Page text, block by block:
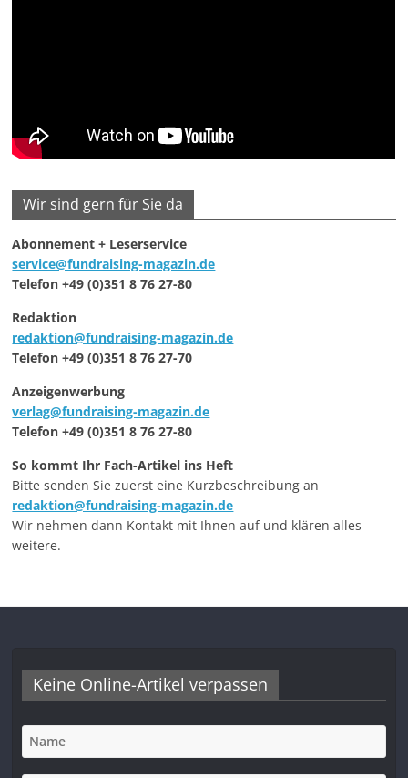
Wir sind gern für Sie da
Abonnement + Leserservice
service@fundraising-magazin.de
Telefon +49 (0)351 8 76 27-80
Redaktion
redaktion@fundraising-magazin.de
Telefon +49 (0)351 8 76 27-70
Anzeigenwerbung
verlag@fundraising-magazin.de
Telefon +49 (0)351 8 76 27-80
So kommt Ihr Fach-Artikel ins Heft
Bitte senden Sie zuerst eine Kurzbeschreibung an
redaktion@fundraising-magazin.de
Wir nehmen dann Kontakt mit Ihnen auf und klären alles
weitere.
Keine Online-Artikel verpassen